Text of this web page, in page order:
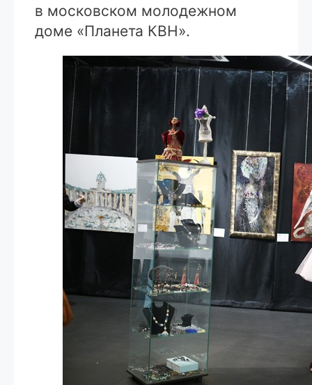
в московском молодежном
доме «Планета КВН».